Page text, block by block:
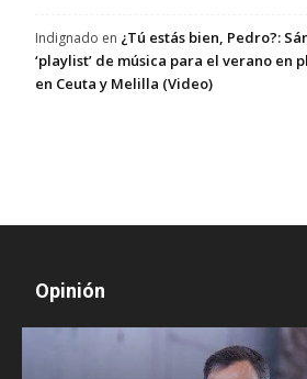
Indignado en ¿Tú estás bien, Pedro?:
‘playlist’ de música para el verano en
en Ceuta y Melilla (Video)
Opinión